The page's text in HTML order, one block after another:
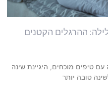
ההרגלים הקטנים
טיפים מוכחים, היגיינת שינה
טובה יותר